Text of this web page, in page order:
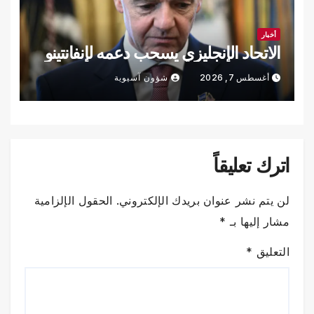
أخبار
الاتحاد الإنجليزي يسحب دعمه لإنفانتينو
أغسطس 7, 2026 شؤون آسيوية
اترك تعليقاً
لن يتم نشر عنوان بريدك الإلكتروني. الحقول الإلزامية
مشار إليها بـ *
التعليق *